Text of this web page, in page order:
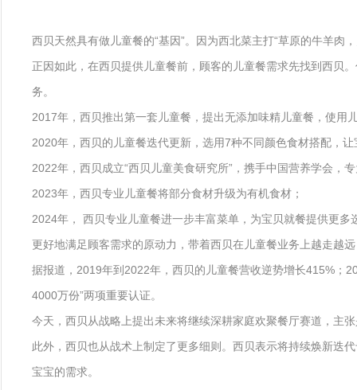
西贝天然具有做儿童餐的“基因”。因为西北菜主打“草原的牛羊
正因如此，在西贝提供儿童餐前，顾客的儿童餐需求先找到西贝
务。
2017年，西贝推出第一套儿童餐，提出无添加味精儿童餐，使用
2020年，西贝的儿童餐迭代更新，选用7种不同颜色食材搭配，
2022年，西贝成立“西贝儿童美食研究所”，携手中国营养学会，
2023年，西贝专业儿童餐将部分食材升级为有机食材；
2024年， 西贝专业儿童餐进一步丰富菜单，为宝贝就餐提供更
更好地满足顾客需求的原动力，带着西贝在儿童餐业务上越走越
据报道，2019年到2022年，西贝的儿童餐营收逆势增长415%；
4000万份”两项重要认证。
今天，西贝从战略上提出未来将继续深耕家庭欢聚餐厅赛道，主
此外，西贝也从战术上制定了更多细则。西贝表示将持续焕新迭
宝宝的需求。